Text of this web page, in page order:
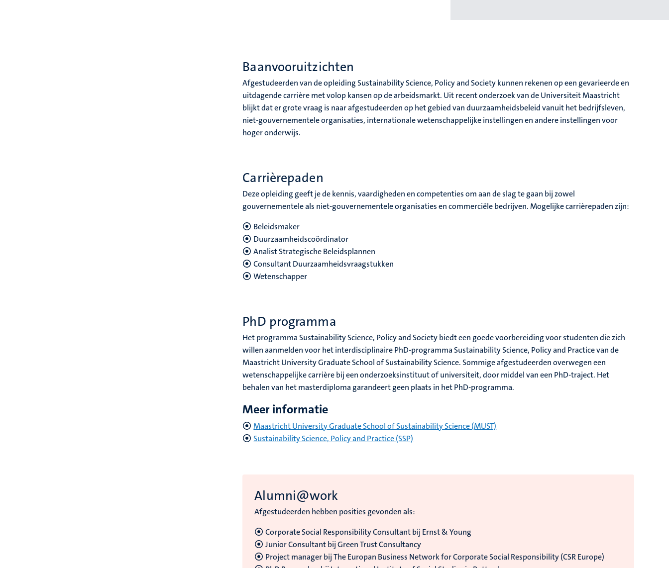
Baanvooruitzichten
Afgestudeerden van de opleiding Sustainability Science, Policy and Society kunnen rekenen op een gevarieerde en
uitdagende carrière met volop kansen op de arbeidsmarkt. Uit recent onderzoek van de Universiteit Maastricht
blijkt dat er grote vraag is naar afgestudeerden op het gebied van duurzaamheidsbeleid vanuit het bedrijfsleven,
niet-gouvernementele organisaties, internationale wetenschappelijke instellingen en andere instellingen voor
hoger onderwijs.
Carrièrepaden
Deze opleiding geeft je de kennis, vaardigheden en competenties om aan de slag te gaan bij zowel
gouvernementele als niet-gouvernementele organisaties en commerciële bedrijven. Mogelijke carrièrepaden zijn:
Beleidsmaker
Duurzaamheidscoördinator
Analist Strategische Beleidsplannen
Consultant Duurzaamheidsvraagstukken
Wetenschapper
PhD programma
Het programma Sustainability Science, Policy and Society biedt een goede voorbereiding voor studenten die zich
willen aanmelden voor het interdisciplinaire PhD-programma Sustainability Science, Policy and Practice van de
Maastricht University Graduate School of Sustainability Science. Sommige afgestudeerden overwegen een
wetenschappelijke carrière bij een onderzoeksinstituut of universiteit, door middel van een PhD-traject. Het
behalen van het masterdiploma garandeert geen plaats in het PhD-programma.
Meer informatie
Maastricht University Graduate School of Sustainability Science (MUST)
Sustainability Science, Policy and Practice (SSP)
Alumni@work
Afgestudeerden hebben posities gevonden als:
Corporate Social Responsibility Consultant bij Ernst & Young
Junior Consultant bij Green Trust Consultancy
Project manager bij The Europan Business Network for Corporate Social Responsibility (CSR Europe)